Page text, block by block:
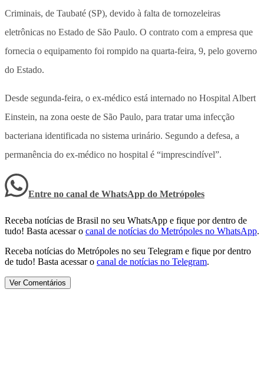
Criminais, de Taubaté (SP), devido à falta de tornozeleiras
eletrônicas no Estado de São Paulo. O contrato com a empresa que
fornecia o equipamento foi rompido na quarta-feira, 9, pelo governo
do Estado.
Desde segunda-feira, o ex-médico está internado no Hospital Albert
Einstein, na zona oeste de São Paulo, para tratar uma infecção
bacteriana identificada no sistema urinário. Segundo a defesa, a
permanência do ex-médico no hospital é “imprescindível”.
Entre no canal de WhatsApp do Metrópoles
Receba notícias de Brasil no seu WhatsApp e fique por dentro de
tudo! Basta acessar o canal de notícias do Metrópoles no WhatsApp.
Receba notícias do Metrópoles no seu Telegram e fique por dentro
de tudo! Basta acessar o canal de notícias no Telegram.
Ver Comentários